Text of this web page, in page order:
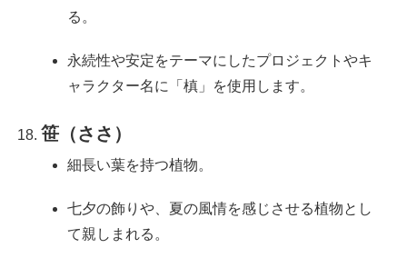
る。
永続性や安定をテーマにしたプロジェクトやキ
ャラクター名に「槙」を使用します。
笹（ささ）
細長い葉を持つ植物。
七夕の飾りや、夏の風情を感じさせる植物とし
て親しまれる。